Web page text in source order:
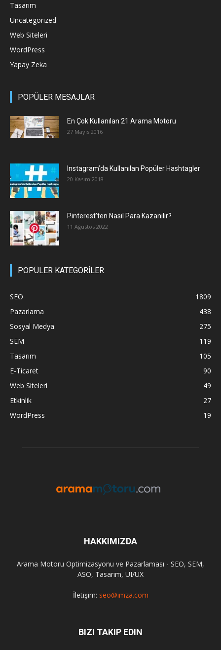
Tasarım
Uncategorized
Web Siteleri
WordPress
Yapay Zeka
POPÜLER MESAJLAR
En Çok Kullanılan 21 Arama Motoru
27 Mayıs 2016
Instagram’da Kullanılan Popüler Hashtagler
20 Kasım 2018
Pinterest’ten Nasıl Para Kazanılır?
11 Ağustos 2022
POPÜLER KATEGORİLER
SEO
1809
Pazarlama
438
Sosyal Medya
275
SEM
119
Tasarım
105
E-Ticaret
90
Web Siteleri
49
Etkinlik
27
WordPress
19
HAKKIMIZDA
Arama Motoru Optimizasyonu ve Pazarlaması - SEO, SEM,
ASO, Tasarım, UI/UX
İletişim: seo@imza.com
BIZI TAKIP EDIN